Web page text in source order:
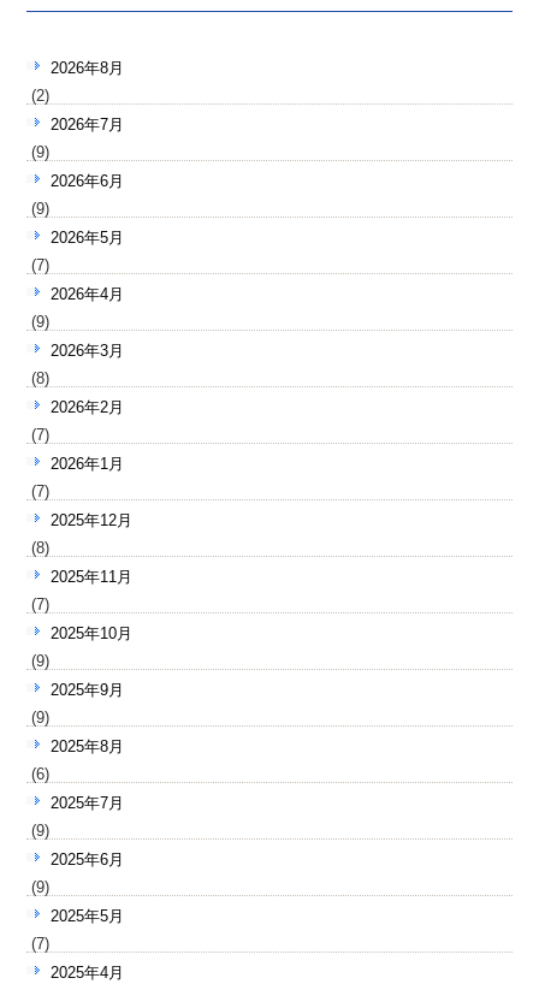
2026年8月
(2)
2026年7月
(9)
2026年6月
(9)
2026年5月
(7)
2026年4月
(9)
2026年3月
(8)
2026年2月
(7)
2026年1月
(7)
2025年12月
(8)
2025年11月
(7)
2025年10月
(9)
2025年9月
(9)
2025年8月
(6)
2025年7月
(9)
2025年6月
(9)
2025年5月
(7)
2025年4月